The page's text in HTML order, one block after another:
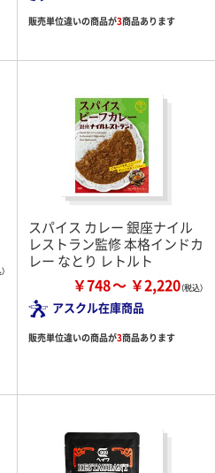
販売単位違いの商品が3商品あります
スパイス カレー 銀座ナイル
レストラン監修 本格インドカ
レー なとり レトルト
￥748 ￥2,220
アスクル在庫商品
販売単位違いの商品が3商品あります